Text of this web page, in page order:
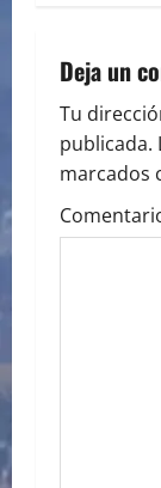
a
v
i
g
Deja un
Tu
publicada.
marcados